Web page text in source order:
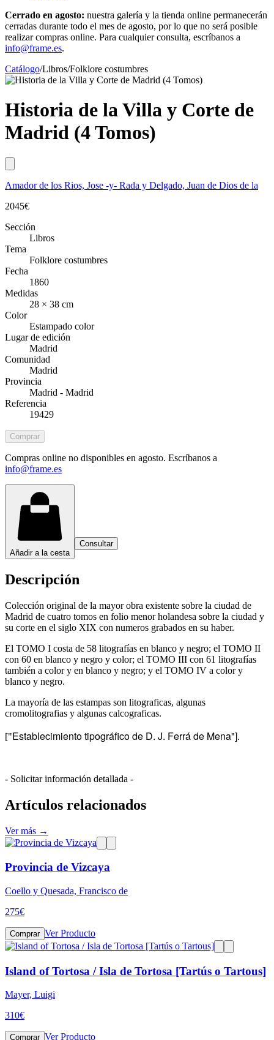
Cerrado en agosto: nuestra galería y la tienda online permanecerán
cerradas durante todo el mes de agosto, por lo que no será posible
realizar compras online. Para cualquier consulta, escríbanos a
info@frame.es.
Catálogo/Libros/Folklore costumbres
Historia de la Villa y Corte de
Madrid (4 Tomos)
Amador de los Rios, Jose -y- Rada y Delgado, Juan de Dios de la
2045€
Sección
Libros
Tema
Folklore costumbres
Fecha
1860
Medidas
28 × 38 cm
Color
Estampado color
Lugar de edición
Madrid
Comunidad
Madrid
Provincia
Madrid - Madrid
Referencia
19429
Comprar
Compras online no disponibles en agosto. Escríbanos a
info@frame.es
Añadir a la cesta
Consultar
Descripción
Colección original de la mayor obra existente sobre la ciudad de
Madrid de cuatro tomos en folio menor holandesa sobre la ciudad y
su corte en el siglo XIX con numeros grabados en su haber.
El TOMO I costa de 58 litografías en blanco y negro; el TOMO II
con 60 en blanco y negro y color; el TOMO III con 61 litografías
también a color y en blanco y negro; y el TOMO IV a color y
blanco y negro.
La mayoría de las estampas son litograficas, algunas
cromolitografias y algunas calcograficas.
["Establecimiento tipográfico de D. J. Ferrá de Mena"].
- Solicitar información detallada -
Artículos relacionados
Ver más →
Provincia de Vizcaya
Coello y Quesada, Francisco de
275€
Comprar Ver Producto
Island of Tortosa / Isla de Tortosa [Tartús o Tartous]
Mayer, Luigi
310€
Comprar Ver Producto